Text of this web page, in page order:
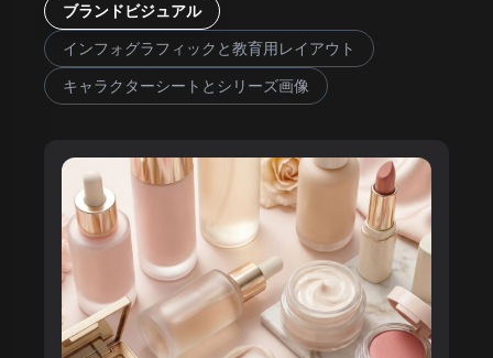
ブランドビジュアル
インフォグラフィックと教育用レイアウト
キャラクターシートとシリーズ画像